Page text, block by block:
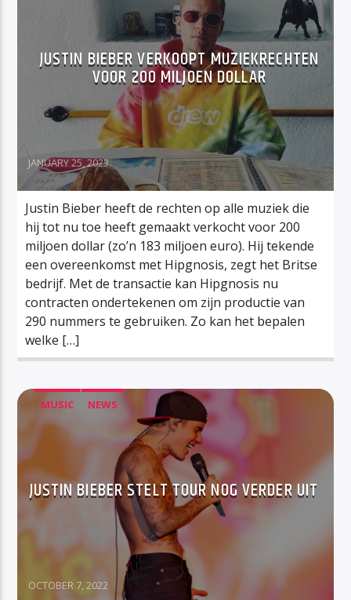
JUSTIN BIEBER VERKOOPT MUZIEKRECHTEN
VOOR 200 MILJOEN DOLLAR
JANUARY 25, 2023
Justin Bieber heeft de rechten op alle muziek die
hij tot nu toe heeft gemaakt verkocht voor 200
miljoen dollar (zo’n 183 miljoen euro). Hij tekende
een overeenkomst met Hipgnosis, zegt het Britse
bedrijf. Met de transactie kan Hipgnosis nu
contracten ondertekenen om zijn productie van
290 nummers te gebruiken. Zo kan het bepalen
welke […]
MUSIC NEWS
JUSTIN BIEBER STELT TOUR NOG VERDER UIT
OCTOBER 7, 2022